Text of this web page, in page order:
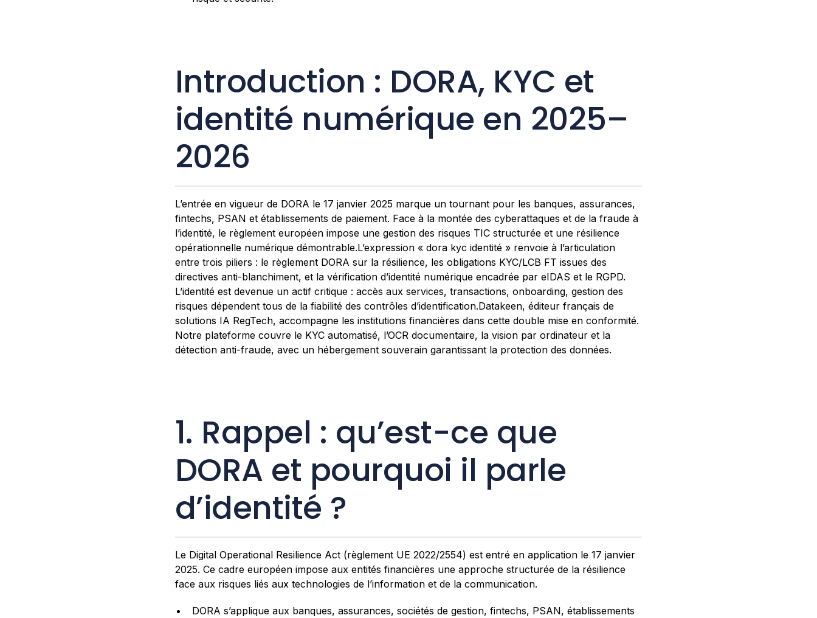
Introduction : DORA, KYC et
identité numérique en 2025–
2026
L’entrée en vigueur de DORA le 17 janvier 2025 marque un tournant pour les banques, assurances,
fintechs, PSAN et établissements de paiement. Face à la montée des cyberattaques et de la fraude à
l’identité, le règlement européen impose une gestion des risques TIC structurée et une résilience
opérationnelle numérique démontrable.L’expression « dora kyc identité » renvoie à l’articulation
entre trois piliers : le règlement DORA sur la résilience, les obligations KYC/LCB FT issues des
directives anti-blanchiment, et la vérification d’identité numérique encadrée par eIDAS et le RGPD.
L’identité est devenue un actif critique : accès aux services, transactions, onboarding, gestion des
risques dépendent tous de la fiabilité des contrôles d’identification.Datakeen, éditeur français de
solutions IA RegTech, accompagne les institutions financières dans cette double mise en conformité.
Notre plateforme couvre le KYC automatisé, l’OCR documentaire, la vision par ordinateur et la
détection anti-fraude, avec un hébergement souverain garantissant la protection des données.
1. Rappel : qu’est-ce que
DORA et pourquoi il parle
d’identité ?
Le Digital Operational Resilience Act (règlement UE 2022/2554) est entré en application le 17 janvier
2025. Ce cadre européen impose aux entités financières une approche structurée de la résilience
face aux risques liés aux technologies de l’information et de la communication.
DORA s’applique aux banques, assurances, sociétés de gestion, fintechs, PSAN, établissements